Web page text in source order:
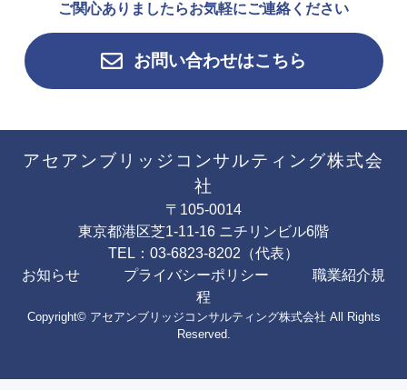
ご関心ありましたらお気軽にご連絡ください
お問い合わせはこちら
アセアンブリッジコンサルティング株式会
社
〒105-0014
東京都港区芝1-11-16 ニチリンビル6階
TEL：03-6823-8202（代表）
お知らせ
プライバシーポリシー
職業紹介規
程
Copyright© アセアンブリッジコンサルティング株式会社 All Rights
Reserved.